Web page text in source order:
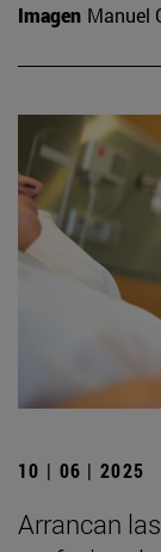
Imagen Manuel
10 | 06 | 2025
Arrancan